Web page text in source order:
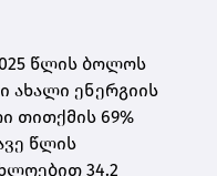
წლის ბოლოს
ახალი ენერგიის
თითქმის 69%
წლის
34.2